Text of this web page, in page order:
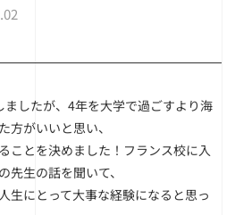
したが、4年を大学で過ごすより海
方がいいと思い、
ことを決めました！フランス校に入
先生の話を聞いて、
生にとって大事な経験になると思っ